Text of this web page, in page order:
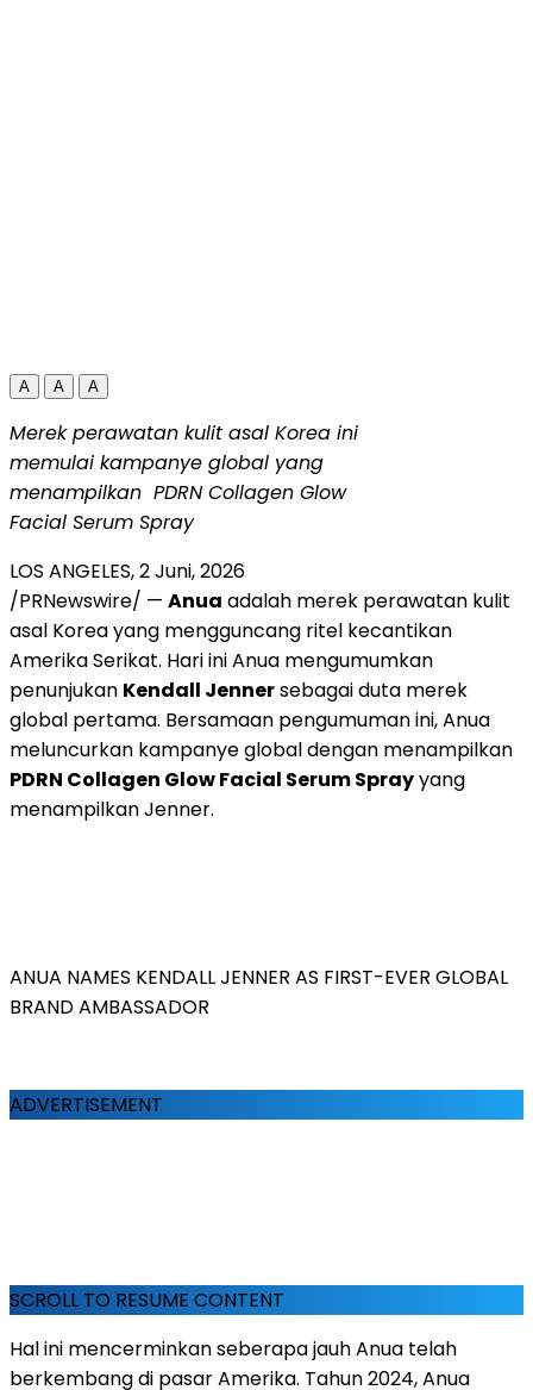
A A A
Merek perawatan kulit asal Korea ini
memulai kampanye global yang
menampilkan PDRN Collagen Glow
Facial Serum Spray
LOS ANGELES,2 Juni, 2026
/PRNewswire/ — Anua adalah merek perawatan kulit
asal Korea yang mengguncang ritel kecantikan
Amerika Serikat. Hari ini Anua mengumumkan
penunjukan Kendall Jennersebagai duta merek
global pertama. Bersamaan pengumuman ini, Anua
meluncurkan kampanye global dengan menampilkan
PDRN Collagen Glow Facial Serum Sprayyang
menampilkan Jenner.
ANUA NAMES KENDALL JENNER AS FIRST-EVER GLOBAL
BRAND AMBASSADOR
ADVERTISEMENT
SCROLL TO RESUME CONTENT
Hal ini mencerminkan seberapa jauh Anua telah
berkembang di pasar Amerika. Tahun 2024, Anua